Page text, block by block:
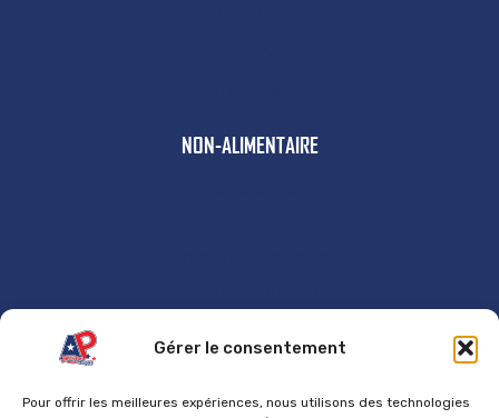
Gérer le consentement
Pour offrir les meilleures expériences, nous utilisons des technologies
NON-ALIMENTAIRE
GÉNÉRAL